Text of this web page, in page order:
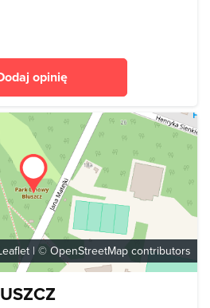
opinię
| © OpenStreetMap contributors